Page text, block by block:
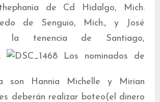
de Cd Hidalgo, Mich.
de Senguio, Mich., y José
la tenencia de Santiago,
Los nominados de
son Hannia Michelle y Mirian
deberán realizar boteo(el dinero